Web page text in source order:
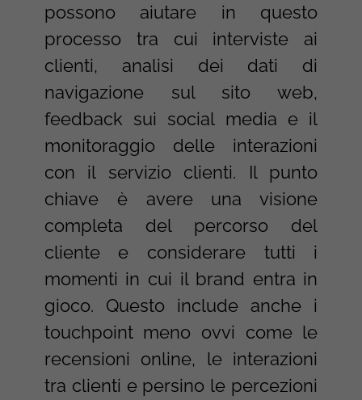
possono aiutare in questo
processo tra cui interviste ai
clienti, analisi dei dati di
navigazione sul sito web,
feedback sui social media e il
monitoraggio delle interazioni
con il servizio clienti. Il punto
chiave è avere una visione
completa del percorso del
cliente e considerare tutti i
momenti in cui il brand entra in
gioco. Questo include anche i
touchpoint meno ovvi come le
recensioni online, le interazioni
tra clienti e persino le percezioni